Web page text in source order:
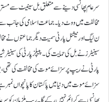
مخالفت میں ووٹ دیا۔جماعت اسلامی کی جانب سے
ن لیگ اور نیشنل پارٹی سمیت دیگر جماعتوں نے
سینیٹرز نے بل کی حمایت کی۔ پیپلز پارٹی کی
پارٹی نے ریپ پر سزائے موت کی مخالفت کی
سزائے موت میں دنیا میں پاکستان کا پانچواں